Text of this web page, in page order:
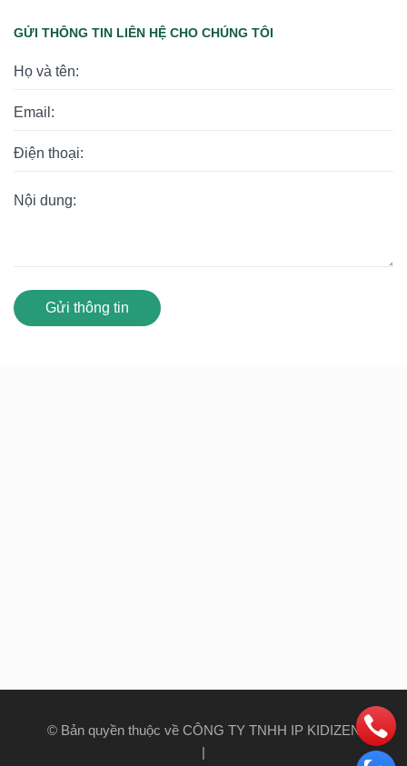
GỬI THÔNG TIN LIÊN HỆ CHO CHÚNG TÔI
Gửi thông tin
© Bản quyền thuộc về CÔNG TY TNHH IP KIDIZEN
|